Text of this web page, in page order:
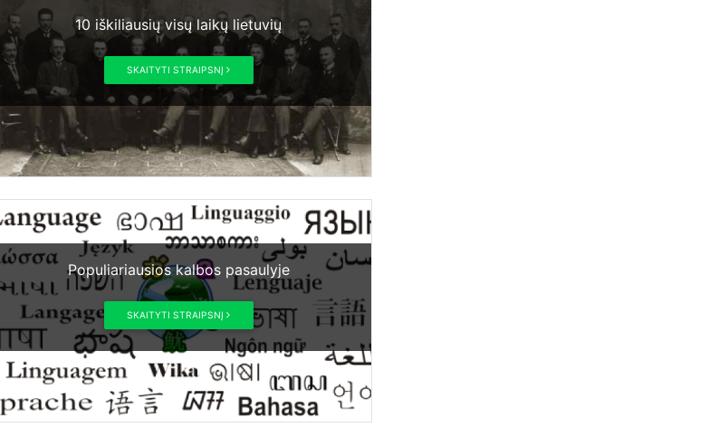
10 iškiliausių visų laikų lietuvių
SKAITYTI STRAIPSNĮ
Populiariausios kalbos pasaulyje
SKAITYTI STRAIPSNĮ